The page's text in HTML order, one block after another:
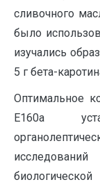
сливочного
было
изучались
5 г бета-
Оптимальное
Е160а